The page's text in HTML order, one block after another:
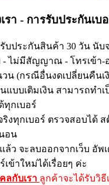
รา - การรับประกันเบ
บประกันสินค้า 30 วัน นั
- ไม่มีสัญญาณ - โทรเข้า-
วน (กรณีอื่นงดเปลี่ยนคืนเ
แบบเติมเงิน สามารถทำเ
ทุกเบอร์
งทุกเบอร์ ตรวจสอบได้ ส
อน
ล้ว จะลบออกจากเว็บ อัพ
เข้าใหม่ได้เรื่อยๆ ค่ะ
ลกับเรา ลูกค้าจะได้รับวิธี